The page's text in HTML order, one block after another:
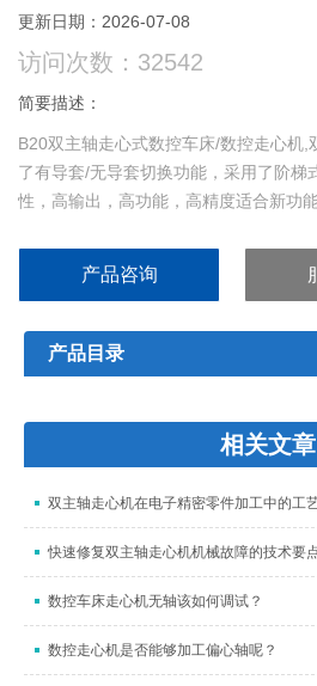
更新日期：2026-07-08
访问次数：32542
简要描述：
B20双主轴走心式数控车床/数控走心机,
了有导套/无导套切换功能，采用了阶梯
性，高输出，高功能，高精度适合新功
产品咨询
产品目录
相关文章
双主轴走心机在电子精密零件加工中的工
快速修复双主轴走心机机械故障的技术要
数控车床走心机无轴该如何调试？
数控走心机是否能够加工偏心轴呢？